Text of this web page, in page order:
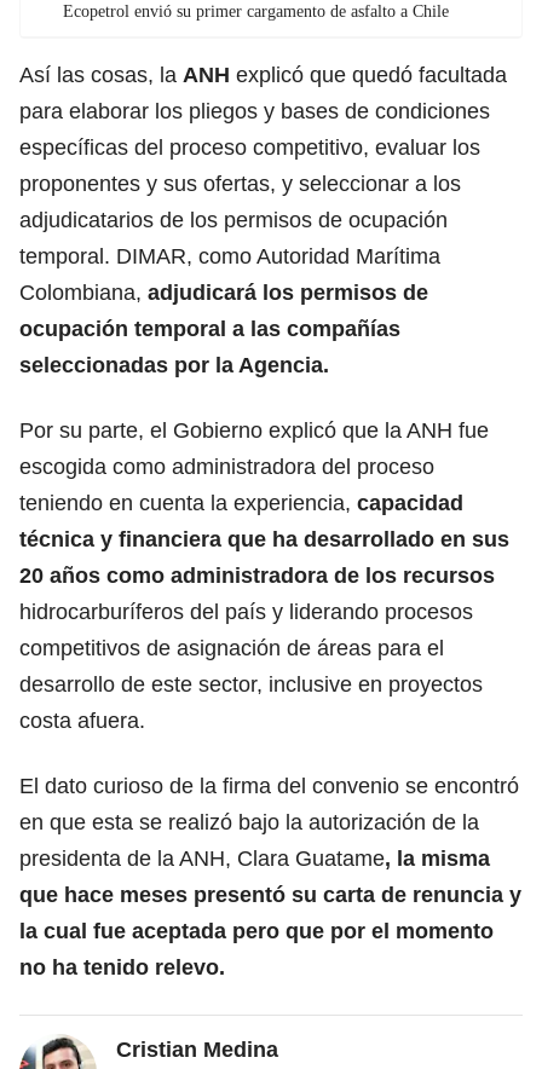
Ecopetrol envió su primer cargamento de asfalto a Chile
Así las cosas, la ANH explicó que quedó facultada
para elaborar los pliegos y bases de condiciones
específicas del proceso competitivo, evaluar los
proponentes y sus ofertas, y seleccionar a los
adjudicatarios de los permisos de ocupación
temporal. DIMAR, como Autoridad Marítima
Colombiana, adjudicará los permisos de
ocupación temporal a las compañías
seleccionadas por la Agencia.
Por su parte, el Gobierno explicó que la ANH fue
escogida como administradora del proceso
teniendo en cuenta la experiencia, capacidad
técnica y financiera que ha desarrollado en sus
20 años como administradora de los recursos
hidrocarburíferos del país y liderando procesos
competitivos de asignación de áreas para el
desarrollo de este sector, inclusive en proyectos
costa afuera.
El dato curioso de la firma del convenio se encontró
en que esta se realizó bajo la autorización de la
presidenta de la ANH, Clara Guatame, la misma
que hace meses presentó su carta de renuncia y
la cual fue aceptada pero que por el momento
no ha tenido relevo.
Cristian Medina